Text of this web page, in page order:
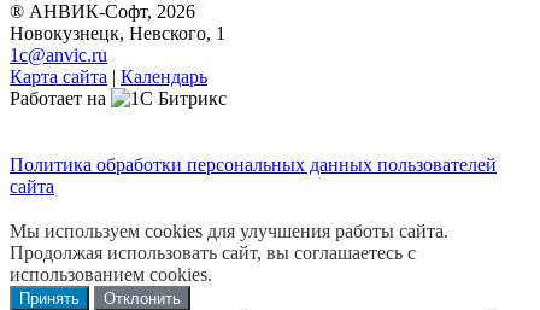
® АНВИК-Софт, 2026
Новокузнецк, Невского, 1
1c@anvic.ru
Карта сайта | Календарь
Работает на
Политика обработки персональных данных пользователей
сайта
Мы используем cookies для улучшения работы сайта.
Продолжая использовать сайт, вы соглашаетесь с
использованием cookies.
Принять Отклонить